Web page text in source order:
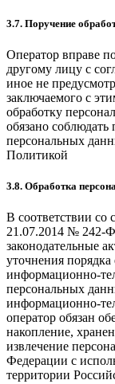
3.7. Поручение
Оператор вправе
другому лицу с
иное не
заключаемого с
обработку
обязано
персональных
Политикой
3.8. Обработка
В соответствии со
21.07.2014 № 242-
законодательные
уточнения
информационно-
персональных
информационно-
оператор обязан
накопление,
извлечение
Федерации с
территории